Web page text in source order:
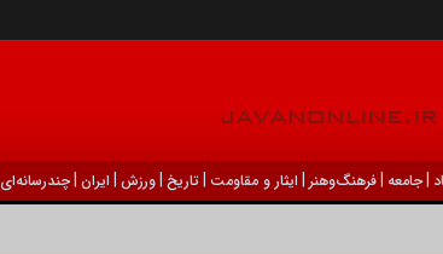
|جامعه |فرهنگ‌و‌هنر | ایثار و مقاومت |تاریخ |ورزش | ايران |چندرسانه‌ای